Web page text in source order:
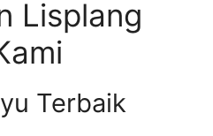
Lisplang
Terbaik